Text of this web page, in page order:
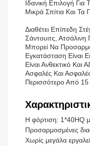
Ιδανική Επιλογή
Μικρά Σπίτια Και Τα
Διαθέτει Επίπεδη
Σάντουιτς,
Μπορεί Να
Εγκατάσταση Είναι
Είναι Ανθεκτικό
Ασφαλές Και
Περισσότερο Από 15
Η φόρτιση: 1*40HQ
Προσαρμοσμένες
Χωρίς μεγάλα